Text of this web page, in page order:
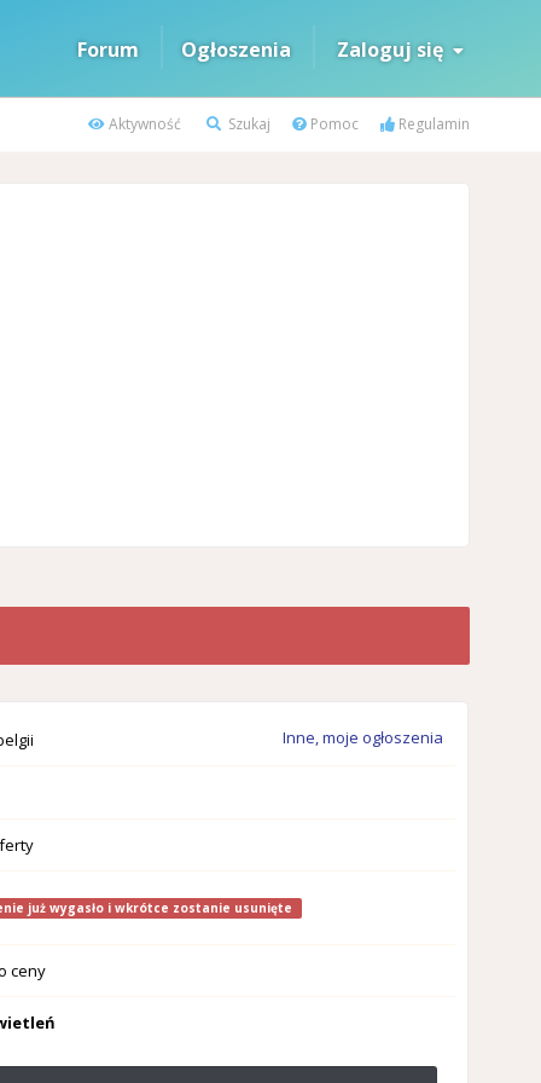
Forum Ogłoszenia Zaloguj się
Aktywność Szukaj Pomoc Regulamin
Inne, moje ogłoszenia
już wygasło i wkrótce zostanie usunięte
ceny